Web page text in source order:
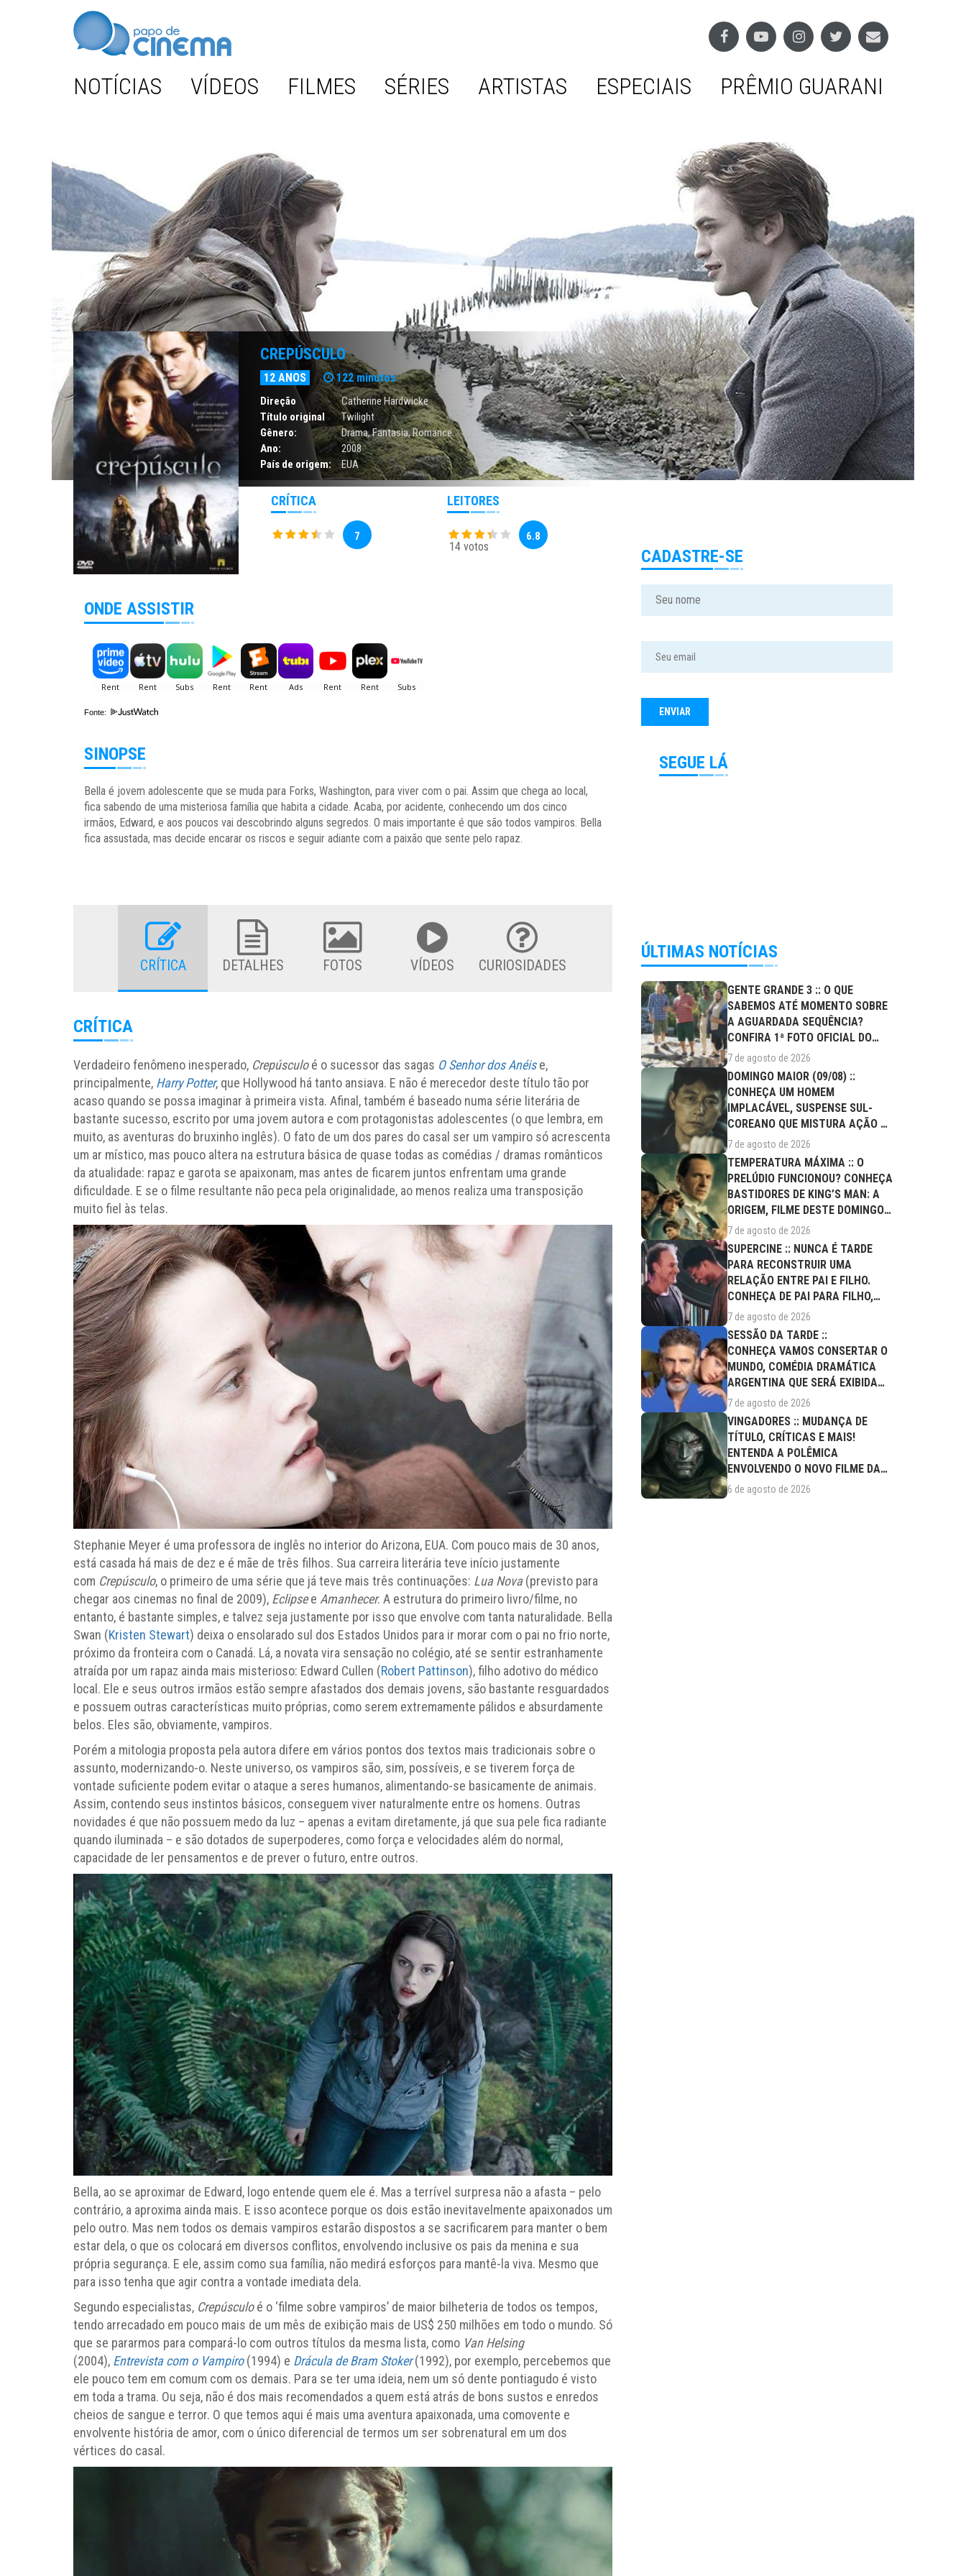
NOTÍCIAS VÍDEOS FILMES SÉRIES ARTISTAS ESPECIAIS PRÊMIO GUARANI
CREPÚSCULO
12 ANOS 122 minutos
Direção
Catherine Hardwicke
Título original
Twilight
Gênero:
Drama,Fantasia,Romance
Ano:
2008
País de origem:
EUA
CRÍTICA
7
LEITORES
14 votos
6.8
ONDE ASSISTIR
Fonte:
SINOPSE
Bella é jovem adolescente que se muda para Forks, Washington, para viver com o pai. Assim que chega ao local,
fica sabendo de uma misteriosa família que habita a cidade. Acaba, por acidente, conhecendo um dos cinco
irmãos, Edward, e aos poucos vai descobrindo alguns segredos. O mais importante é que são todos vampiros. Bella
fica assustada, mas decide encarar os riscos e seguir adiante com a paixão que sente pelo rapaz.
CRÍTICA DETALHES FOTOS VÍDEOS CURIOSIDADES
CRÍTICA
Verdadeiro fenômeno inesperado, Crepúsculoé o sucessor das sagas O Senhor dos Anéise,
principalmente, Harry Potter, que Hollywood há tanto ansiava. E não é merecedor deste título tão por
acaso quando se possa imaginar à primeira vista. Afinal, também é baseado numa série literária de
bastante sucesso, escrito por uma jovem autora e com protagonistas adolescentes (o que lembra, em
muito, as aventuras do bruxinho inglês). O fato de um dos pares do casal ser um vampiro só acrescenta
um ar místico, mas pouco altera na estrutura básica de quase todas as comédias / dramas românticos
da atualidade: rapaz e garota se apaixonam, mas antes de ficarem juntos enfrentam uma grande
dificuldade. E se o filme resultante não peca pela originalidade, ao menos realiza uma transposição
muito fiel às telas.
Stephanie Meyer é uma professora de inglês no interior do Arizona, EUA. Com pouco mais de 30 anos,
está casada há mais de dez e é mãe de três filhos. Sua carreira literária teve início justamente
com Crepúsculo, o primeiro de uma série que já teve mais três continuações: Lua Nova(previsto para
chegar aos cinemas no final de 2009), Eclipsee Amanhecer. A estrutura do primeiro livro/filme, no
entanto, é bastante simples, e talvez seja justamente por isso que envolve com tanta naturalidade. Bella
Swan (Kristen Stewart) deixa o ensolarado sul dos Estados Unidos para ir morar com o pai no frio norte,
próximo da fronteira com o Canadá. Lá, a novata vira sensação no colégio, até se sentir estranhamente
atraída por um rapaz ainda mais misterioso: Edward Cullen (Robert Pattinson), filho adotivo do médico
local. Ele e seus outros irmãos estão sempre afastados dos demais jovens, são bastante resguardados
e possuem outras características muito próprias, como serem extremamente pálidos e absurdamente
belos. Eles são, obviamente, vampiros.
Porém a mitologia proposta pela autora difere em vários pontos dos textos mais tradicionais sobre o
assunto, modernizando-o. Neste universo, os vampiros são, sim, possíveis, e se tiverem força de
vontade suficiente podem evitar o ataque a seres humanos, alimentando-se basicamente de animais.
Assim, contendo seus instintos básicos, conseguem viver naturalmente entre os homens. Outras
novidades é que não possuem medo da luz – apenas a evitam diretamente, já que sua pele fica radiante
quando iluminada – e são dotados de superpoderes, como força e velocidades além do normal,
capacidade de ler pensamentos e de prever o futuro, entre outros.
Bella, ao se aproximar de Edward, logo entende quem ele é. Mas a terrível surpresa não a afasta – pelo
contrário, a aproxima ainda mais. E isso acontece porque os dois estão inevitavelmente apaixonados um
pelo outro. Mas nem todos os demais vampiros estarão dispostos a se sacrificarem para manter o bem
estar dela, o que os colocará em diversos conflitos, envolvendo inclusive os pais da menina e sua
própria segurança. E ele, assim como sua família, não medirá esforços para mantê-la viva. Mesmo que
para isso tenha que agir contra a vontade imediata dela.
Segundo especialistas, Crepúsculoé o ‘filme sobre vampiros’ de maior bilheteria de todos os tempos,
tendo arrecadado em pouco mais de um mês de exibição mais de US$ 250 milhões em todo o mundo. Só
que se pararmos para compará-lo com outros títulos da mesma lista, como Van Helsing
(2004), Entrevista com o Vampiro(1994) e Drácula de Bram Stoker (1992), por exemplo, percebemos que
ele pouco tem em comum com os demais. Para se ter uma ideia, nem um só dente pontiagudo é visto
em toda a trama. Ou seja, não é dos mais recomendados a quem está atrás de bons sustos e enredos
cheios de sangue e terror. O que temos aqui é mais uma aventura apaixonada, uma comovente e
envolvente história de amor, com o único diferencial de termos um ser sobrenatural em um dos
vértices do casal.
CADASTRE-SE
SEGUE LÁ
ÚLTIMAS NOTÍCIAS
GENTE GRANDE 3 :: O QUE
SABEMOS ATÉ MOMENTO SOBRE
A AGUARDADA SEQUÊNCIA?
CONFIRA 1ª FOTO OFICIAL DO
ELENCO!
7 de agosto de 2026
DOMINGO MAIOR (09/08) ::
CONHEÇA UM HOMEM
IMPLACÁVEL, SUSPENSE SUL-
COREANO QUE MISTURA AÇÃO E
DRAMA FAMILIAR
7 de agosto de 2026
TEMPERATURA MÁXIMA :: O
PRELÚDIO FUNCIONOU? CONHEÇA
BASTIDORES DE KING’S MAN: A
ORIGEM, FILME DESTE DOMINGO
(09/08)
7 de agosto de 2026
SUPERCINE :: NUNCA É TARDE
PARA RECONSTRUIR UMA
RELAÇÃO ENTRE PAI E FILHO.
CONHEÇA DE PAI PARA FILHO,
FILME DESTE...
7 de agosto de 2026
SESSÃO DA TARDE ::
CONHEÇA VAMOS CONSERTAR O
MUNDO, COMÉDIA DRAMÁTICA
ARGENTINA QUE SERÁ EXIBIDA
NESTA SEXTA (07/08)
7 de agosto de 2026
VINGADORES :: MUDANÇA DE
TÍTULO, CRÍTICAS E MAIS!
ENTENDA A POLÊMICA
ENVOLVENDO O NOVO FILME DA
MARVEL
6 de agosto de 2026